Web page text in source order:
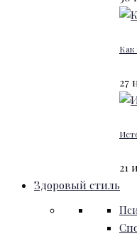
Как
27
21
Здоровый стиль